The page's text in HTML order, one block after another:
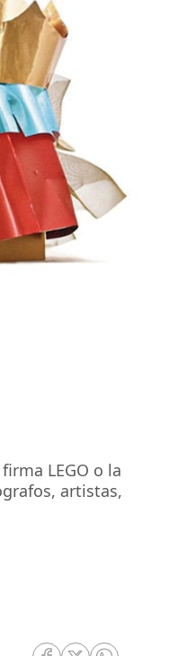
LEGO o la
artistas,